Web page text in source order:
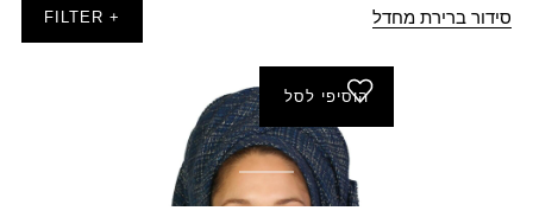
סידור ברירת מחדל + FILTER
הוסיפי לסל
צעיף גדות